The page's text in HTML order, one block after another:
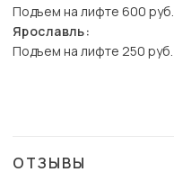
Подъем на лифте 600 руб.
Ярославль:
Подъем на лифте 250 руб.
ОТЗЫВЫ